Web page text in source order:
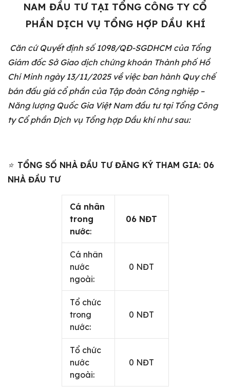
NAM ĐẦU TƯ TẠI TỔNG CÔNG TY CỔ
PHẦN DỊCH VỤ TỔNG HỢP DẦU KHÍ
Căn cứ Quyết định số 1098/QĐ-SGDHCM của Tổng
Giám đốc Sở Giao dịch chứng khoán Thành phố Hồ
Chí Minh ngày 13/11/2025 về việc ban hành Quy chế
bán đấu giá cổ phần của Tập đoàn Công nghiệp –
Năng lượng Quốc Gia Việt Nam đầu tư tại Tổng Công
ty Cổ phần Dịch vụ Tổng hợp Dầu khínhư sau:
⭐ TỔNG SỐ NHÀ ĐẦU TƯ ĐĂNG KÝ THAM GIA: 06
NHÀ ĐẦU TƯ
Cá nhân
trong
nước:
06 NĐT
Cá nhân
nước
ngoài:
0 NĐT
Tổ chức
trong
nước:
0 NĐT
Tổ chức
nước
ngoài:
0 NĐT